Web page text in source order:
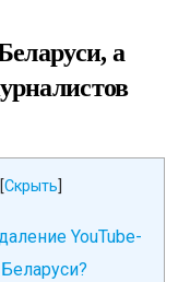
а
[Скрыть
YouTube-